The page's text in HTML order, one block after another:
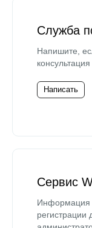
Служба
Напишите,
Написать
Сервис
Информация
регистрации